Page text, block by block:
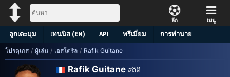
ลีก เมนู
ลูกเตะมุม เทนนิส (EN) API พรีเมี่ยม การทำนาย
โปรตุเกส / ผู้เล่น / เอสโตริล / Rafik Guitane
Rafik Guitane สถิติ